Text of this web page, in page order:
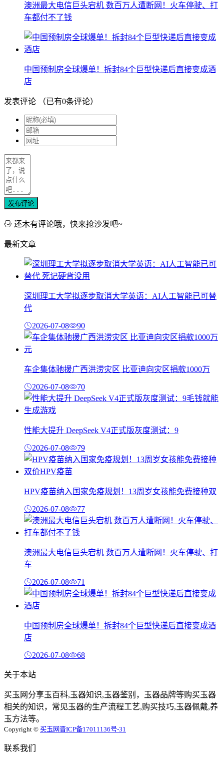
澳洲最大电信巨头宕机 数百万人遭断网！火车停驶、打
车都付不了钱
中国预制房全球爆单！拆封84个巨型快递后直接变成酒
店
发表评论 （已有0条评论）
发布评论
还木有评论哦，快来抢沙发吧~
最新文章
深圳理工大学拟逐步取消大学英语：AI人工智能已可替
代
2026-07-08 90
车企集体驰援广西洪涝灾区 比亚迪向灾区捐款1000万
2026-07-08 70
性能大提升 DeepSeek V4正式版灰度测试：9
2026-07-08 79
HPV疫苗纳入国家免疫规划！13周岁女孩能免费接种双
2026-07-08 77
澳洲最大电信巨头宕机 数百万人遭断网！火车停驶、打
车
2026-07-08 71
中国预制房全球爆单！拆封84个巨型快递后直接变成酒
店
2026-07-08 68
关于本站
买玉网分享玉百科,玉器知识,玉器鉴别，玉器品牌等购买玉器
相关的知识，常见玉器的生产流程工艺,购买技巧,玉器佩戴,养
玉方法等。
Copyright © 买玉网晋ICP备17011136号-31
联系我们